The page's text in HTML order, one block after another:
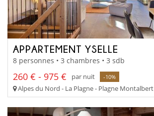
APPARTEMENT YSELLE
8 personnes • 3 chambres • 3 sdb
260 € - 975 € par nuit -10%
Alpes du Nord - La Plagne - Plagne Montalbert